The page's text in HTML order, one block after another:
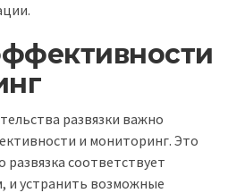
развязки важно
и мониторинг. Это
развязка соответствует
и устранить возможные